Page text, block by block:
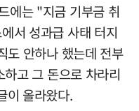
에는 "지금 기부금 취
서 성과급 사태 터지
도 안하나 했는데 전부
고 그 돈으로 차라리
이 올라왔다.